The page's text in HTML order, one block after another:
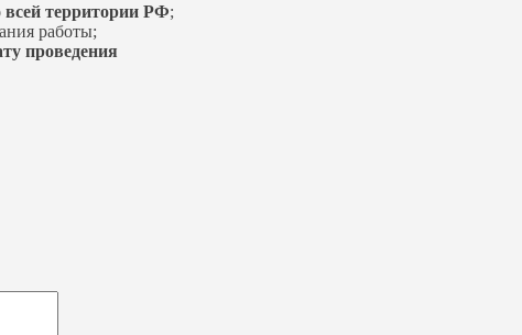
всей территории РФ;
работы;
проведения